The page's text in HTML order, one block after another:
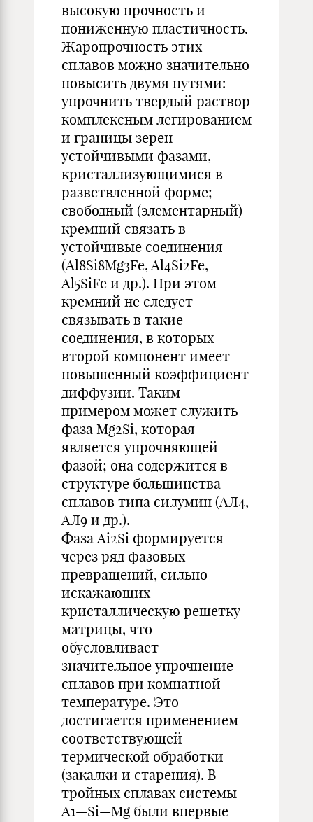
высокую прочность и
пониженную пластичность.
Жаропрочность этих
сплавов можно значительно
повысить двумя путями:
упрочнить твердый раствор
комплексным легированием
и границы зерен
устойчивыми фазами,
кристаллизующимися в
разветвленной форме;
свободный (элементарный)
кремний связать в
устойчивые соединения
(Al8Si8Mg3Fe, Al4Si2Fe,
Al5SiFe и др.). При этом
кремний не следует
связывать в такие
соединения, в которых
второй компонент имеет
повышенный коэффициент
диффузии. Таким
примером может служить
фаза Mg2Si, которая
является упрочняющей
фазой; она содержится в
структуре большинства
сплавов типа силумин (АЛ4,
АЛ9 и др.).
Фаза Ai2Si формируется
через ряд фазовых
превращений, сильно
искажающих
кристаллическую решетку
матрицы, что
обусловливает
значительное упрочнение
сплавов при комнатной
температуре. Это
достигается применением
соответствующей
термической обработки
(закалки и старения). В
тройных сплавах системы
А1—Si—Mg были впервые